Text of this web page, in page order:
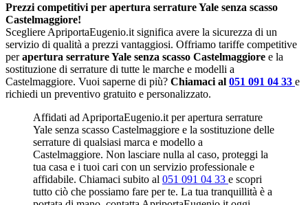
Prezzi competitivi per apertura serrature Yale senza scasso
Castelmaggiore!
Scegliere ApriportaEugenio.it significa avere la sicurezza di un
servizio di qualità a prezzi vantaggiosi. Offriamo tariffe competitive
perapertura serrature Yale senza scasso Castelmaggiore e la
sostituzione di serrature di tutte le marche e modelli a
Castelmaggiore. Vuoi saperne di più? Chiamaci al 051 091 04 33 e
richiedi un preventivo gratuito e personalizzato.
Affidati ad ApriportaEugenio.it per apertura serrature
Yale senza scasso Castelmaggiore e la sostituzione delle
serrature di qualsiasi marca e modello a
Castelmaggiore. Non lasciare nulla al caso, proteggi la
tua casa e i tuoi cari con un servizio professionale e
affidabile. Chiamaci subito al 051 091 04 33 e scopri
tutto ciò che possiamo fare per te. La tua tranquillità è a